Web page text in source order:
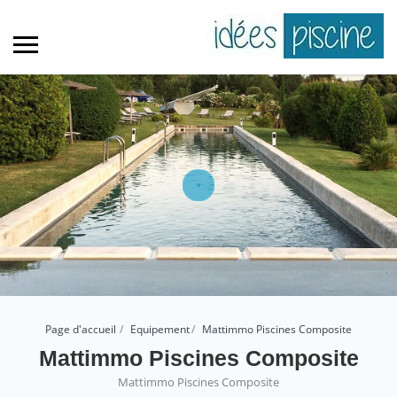
Page d'accueil Equipement Mattimmo Piscines Composite
Mattimmo Piscines Composite
Mattimmo Piscines Composite